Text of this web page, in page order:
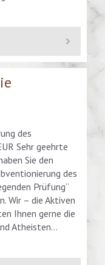
des
Sehr geehrte
Sie den
des
Prüfung“
Wir – die Aktiven
Ihnen gerne die
Atheisten…